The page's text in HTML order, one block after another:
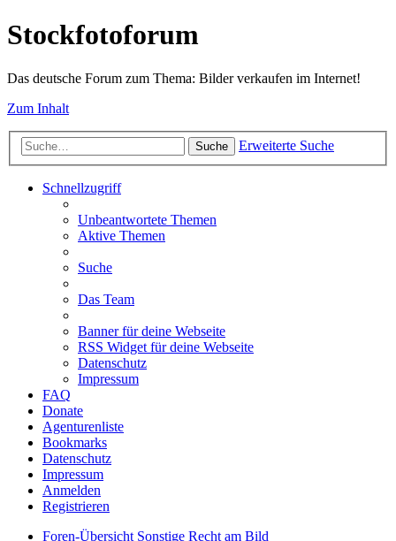
Stockfotoforum
Das deutsche Forum zum Thema: Bilder verkaufen im Internet!
Zum Inhalt
Suche Erweiterte Suche
Schnellzugriff
Unbeantwortete Themen
Aktive Themen
Suche
Das Team
Banner für deine Webseite
RSS Widget für deine Webseite
Datenschutz
Impressum
FAQ
Donate
Agenturenliste
Bookmarks
Datenschutz
Impressum
Anmelden
Registrieren
Foren-Übersicht Sonstige Recht am Bild